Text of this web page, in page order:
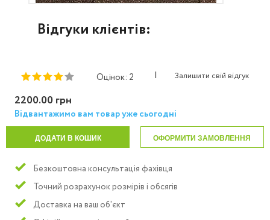
Відгуки клієнтів:
Оцінок: 2 | Залишити свій відгук
2200.00 грн
Відвантажимо вам товар уже сьогодні
ДОДАТИ В КОШИК ОФОРМИТИ ЗАМОВЛЕННЯ
Безкоштовна консультація фахівця
Точний розрахунок розмірів і обсягів
Доставка на ваш об'єкт